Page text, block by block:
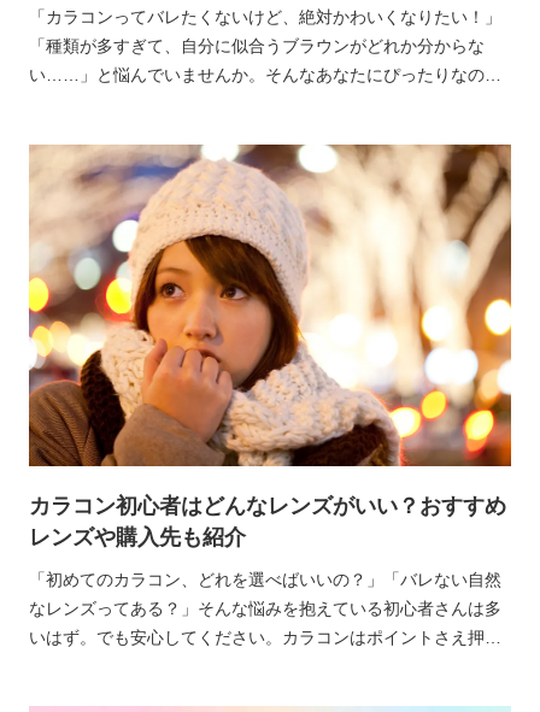
「カラコンってバレたくないけど、絶対かわいくなりたい！」
「種類が多すぎて、自分に似合うブラウンがどれか分からな
い……」と悩んでいませんか。そんなあなたにぴったりなの
ナチュラルに印象を変えられます。
カラコン初心者はどんなレンズがいい？おすすめ
レンズや購入先も紹介
「初めてのカラコン、どれを選べばいいの？」「バレない自然
なレンズってある？」そんな悩みを抱えている初心者さんは多
いはず。でも安心してください。カラコンはポイントさえ押さ